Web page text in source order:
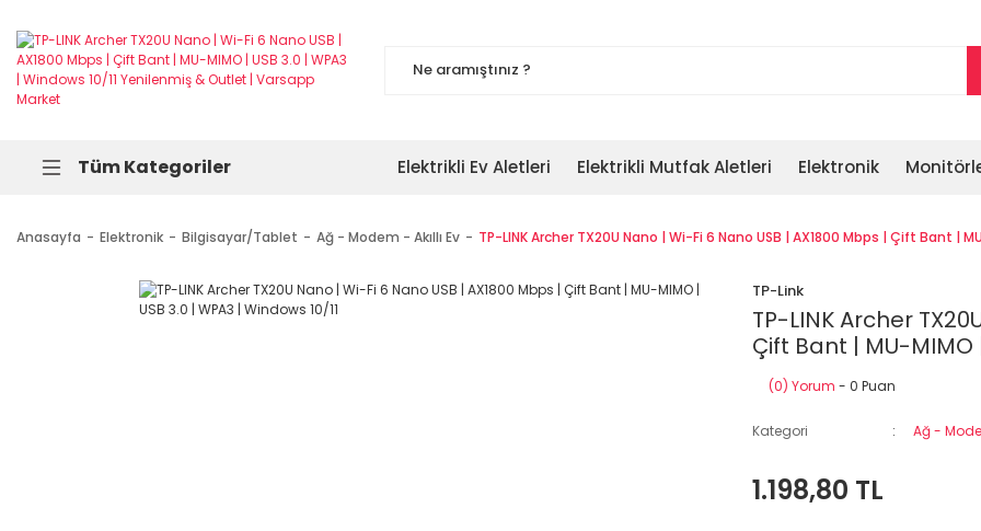
Tüm Kategoriler Elektrikli Ev Aletleri Elektrikli Mutfak Aletleri Elektronik
Anasayfa Elektronik Bilgisayar/Tablet Ağ - Modem - Akıllı Ev TP-LINK Archer TX20U Nano | Wi-Fi 6 Nano USB | AX1800 Mbps | Çift Bant |
TP-Link
TP-LINK Archer
Çift Bant | MU-MIMO
(0) Yorum - 0 Puan
Kategori Ağ -
1.198,80 TL